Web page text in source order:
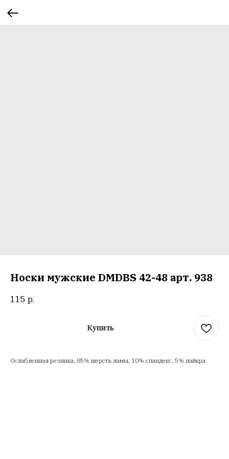
Носки мужские DMDBS 42-48 арт. 938
115 р.
Купить
Ослабленная резинка, 85% шерсть ламы, 10% спандекс, 5% лайкра